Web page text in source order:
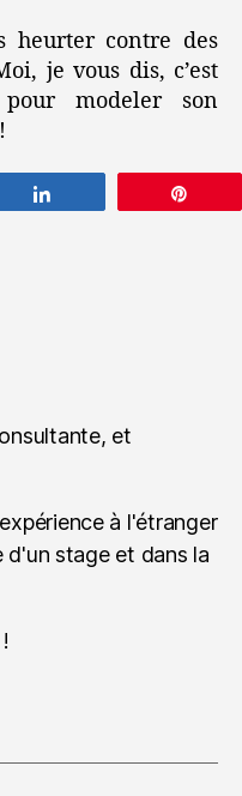
heurter contre des
je vous dis, c’est
modeler son
et
à l'étranger
d'un stage et dans la